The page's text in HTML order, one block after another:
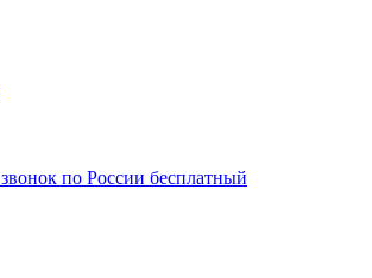
звонок по России бесплатный